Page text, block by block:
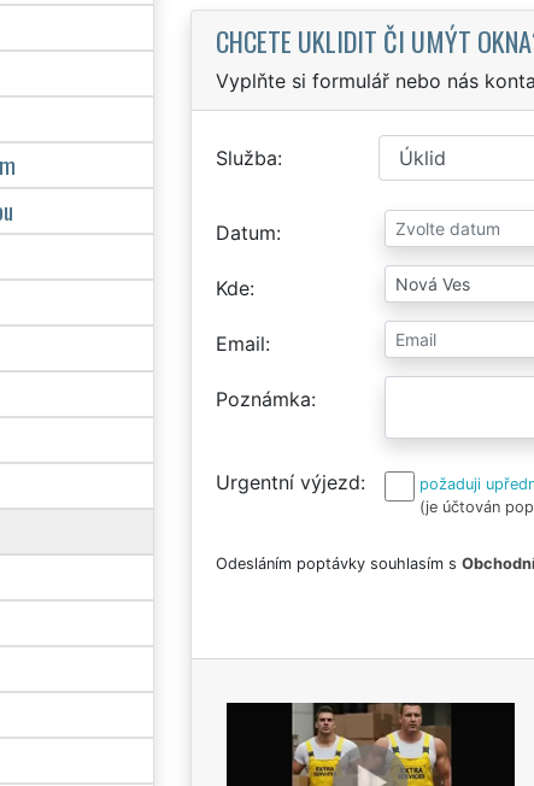
CHCETE UKLIDIT ČI UMÝT
Vyplňte si formulář nebo nás
Služba
Datum
Kde
Email
Poznámka
Urgentní výjezd
požaduji
(je účtován
Odesláním poptávky souhlasím s